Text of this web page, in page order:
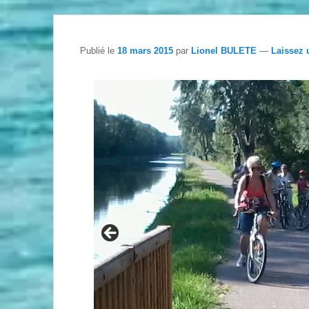
Publié le 18 mars 2015 par Lionel BULETE — Laissez